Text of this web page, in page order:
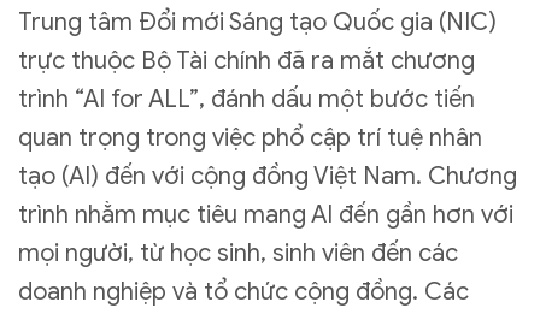
Trung tâm Đổi mới Sáng tạo Quốc gia (NIC)
trực thuộc Bộ Tài chính đã ra mắt chương
trình “AI for ALL”, đánh dấu một bước tiến
quan trọng trong việc phổ cập trí tuệ nhân
tạo (AI) đến với cộng đồng Việt Nam. Chương
trình nhằm mục tiêu mang AI đến gần hơn với
mọi người, từ học sinh, sinh viên đến các
doanh nghiệp và tổ chức cộng đồng. Các